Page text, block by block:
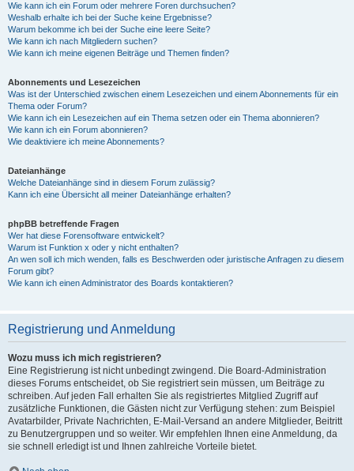
Wie kann ich ein Forum oder mehrere Foren durchsuchen?
Weshalb erhalte ich bei der Suche keine Ergebnisse?
Warum bekomme ich bei der Suche eine leere Seite?
Wie kann ich nach Mitgliedern suchen?
Wie kann ich meine eigenen Beiträge und Themen finden?
Abonnements und Lesezeichen
Was ist der Unterschied zwischen einem Lesezeichen und einem Abonnements für ein
Thema oder Forum?
Wie kann ich ein Lesezeichen auf ein Thema setzen oder ein Thema abonnieren?
Wie kann ich ein Forum abonnieren?
Wie deaktiviere ich meine Abonnements?
Dateianhänge
Welche Dateianhänge sind in diesem Forum zulässig?
Kann ich eine Übersicht all meiner Dateianhänge erhalten?
phpBB betreffende Fragen
Wer hat diese Forensoftware entwickelt?
Warum ist Funktion x oder y nicht enthalten?
An wen soll ich mich wenden, falls es Beschwerden oder juristische Anfragen zu diesem
Forum gibt?
Wie kann ich einen Administrator des Boards kontaktieren?
Registrierung und Anmeldung
Wozu muss ich mich registrieren?
Eine Registrierung ist nicht unbedingt zwingend. Die Board-Administration
dieses Forums entscheidet, ob Sie registriert sein müssen, um Beiträge zu
schreiben. Auf jeden Fall erhalten Sie als registriertes Mitglied Zugriff auf
zusätzliche Funktionen, die Gästen nicht zur Verfügung stehen: zum Beispiel
Avatarbilder, Private Nachrichten, E-Mail-Versand an andere Mitglieder, Beitritt
zu Benutzergruppen und so weiter. Wir empfehlen Ihnen eine Anmeldung, da
sie schnell erledigt ist und Ihnen zahlreiche Vorteile bietet.